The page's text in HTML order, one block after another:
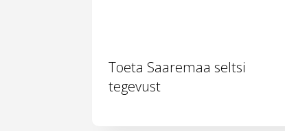
Toeta Saaremaa seltsi
tegevust